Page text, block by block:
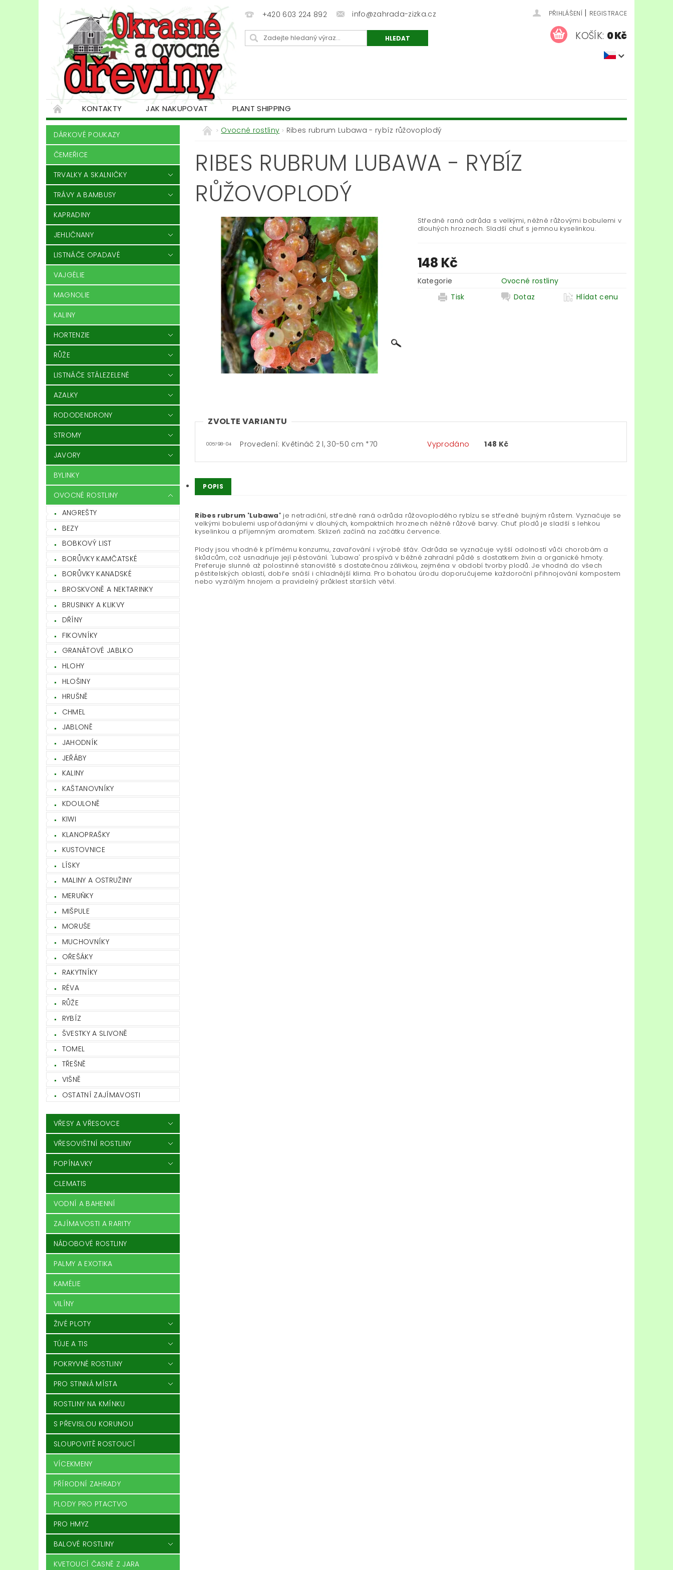
+420 603 224 892 info@zahrada-zizka.cz PŘIHLÁŠENÍ | REGISTRACE
KOŠÍK: 0 Kč
KONTAKTY JAK NAKUPOVAT PLANT SHIPPING
DÁRKOVÉ POUKAZY
ČEMEŘICE
TRVALKY A SKALNIČKY
TRÁVY A BAMBUSY
KAPRADINY
JEHLIČNANY
LISTNÁČE OPADAVÉ
VAJGÉLIE
MAGNOLIE
KALINY
HORTENZIE
RŮŽE
LISTNÁČE STÁLEZELENÉ
AZALKY
RODODENDRONY
STROMY
JAVORY
BYLINKY
OVOCNÉ ROSTLINY
ANGREŠTY
BEZY
BOBKOVÝ LIST
BORŮVKY KAMČATSKÉ
BORŮVKY KANADSKÉ
BROSKVONĚ A NEKTARINKY
BRUSINKY A KLIKVY
DŘÍNY
FIKOVNÍKY
GRANÁTOVÉ JABLKO
HLOHY
HLOŠINY
HRUŠNĚ
CHMEL
JABLONĚ
JAHODNÍK
JEŘÁBY
KALINY
KAŠTANOVNÍKY
KDOULONĚ
KIWI
KLANOPRAŠKY
KUSTOVNICE
LÍSKY
MALINY A OSTRUŽINY
MERUŇKY
MIŠPULE
MORUŠE
MUCHOVNÍKY
OŘEŠÁKY
RAKYTNÍKY
RÉVA
RŮŽE
RYBÍZ
ŠVESTKY A SLIVONĚ
TOMEL
TŘEŠNĚ
VIŠNĚ
OSTATNÍ ZAJÍMAVOSTI
VŘESY A VŘESOVCE
VŘESOVIŠTNÍ ROSTLINY
POPÍNAVKY
CLEMATIS
VODNÍ A BAHENNÍ
ZAJÍMAVOSTI A RARITY
NÁDOBOVÉ ROSTLINY
PALMY A EXOTIKA
KAMÉLIE
VILÍNY
ŽIVÉ PLOTY
TÚJE A TIS
POKRYVNÉ ROSTLINY
PRO STINNÁ MÍSTA
ROSTLINY NA KMÍNKU
S PŘEVISLOU KORUNOU
SLOUPOVITĚ ROSTOUCÍ
VÍCEKMENY
PŘÍRODNÍ ZAHRADY
PLODY PRO PTACTVO
PRO HMYZ
BALOVÉ ROSTLINY
KVETOUCÍ ČASNĚ Z JARA
Ovocné rostliny Ribes rubrum Lubawa - rybíz růžovoplodý
RIBES RUBRUM LUBAWA - RYBÍZ
RŮŽOVOPLODÝ
Středně raná odrůda s velkými, něžně růžovými bobulemi v
dlouhých hroznech. Sladší chuť s jemnou kyselinkou.
148 Kč
Kategorie
Ovocné rostliny
Tisk
Dotaz Hlídat cenu
ZVOLTE VARIANTU
005798-04 Provedení: Květináč 2 l, 30-50 cm *70 Vyprodáno 148 Kč
POPIS
Ribes rubrum 'Lubawa' je netradiční, středně raná odrůda růžovoplodého rybízu se středně bujným růstem. Vyznačuje se
velkými bobulemi uspořádanými v dlouhých, kompaktních hroznech něžně růžové barvy. Chuť plodů je sladší s lehkou
kyselinkou a příjemným aromatem. Sklizeň začíná na začátku července.
Plody jsou vhodné k přímému konzumu, zavařování i výrobě šťáv. Odrůda se vyznačuje vyšší odolností vůči chorobám a
škůdcům, což usnadňuje její pěstování. 'Lubawa' prospívá v běžné zahradní půdě s dostatkem živin a organické hmoty.
Preferuje slunné až polostinné stanoviště s dostatečnou zálivkou, zejména v období tvorby plodů. Je vhodná do všech
pěstitelských oblastí, dobře snáší i chladnější klima. Pro bohatou úrodu doporučujeme každoroční přihnojování kompostem
nebo vyzrálým hnojem a pravidelný průklest starších větví.